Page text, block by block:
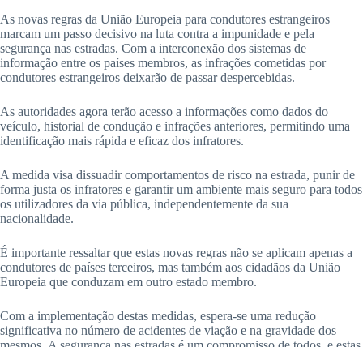
As novas regras da União Europeia para condutores estrangeiros
marcam um passo decisivo na luta contra a impunidade e pela
segurança nas estradas. Com a interconexão dos sistemas de
informação entre os países membros, as infrações cometidas por
condutores estrangeiros deixarão de passar despercebidas.
As autoridades agora terão acesso a informações como dados do
veículo, historial de condução e infrações anteriores, permitindo uma
identificação mais rápida e eficaz dos infratores.
A medida visa dissuadir comportamentos de risco na estrada, punir de
forma justa os infratores e garantir um ambiente mais seguro para todos
os utilizadores da via pública, independentemente da sua
nacionalidade.
É importante ressaltar que estas novas regras não se aplicam apenas a
condutores de países terceiros, mas também aos cidadãos da União
Europeia que conduzam em outro estado membro.
Com a implementação destas medidas, espera-se uma redução
significativa no número de acidentes de viação e na gravidade dos